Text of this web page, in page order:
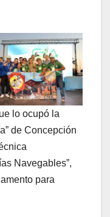
lo ocupó la
de Concepción
Navegables”,
para